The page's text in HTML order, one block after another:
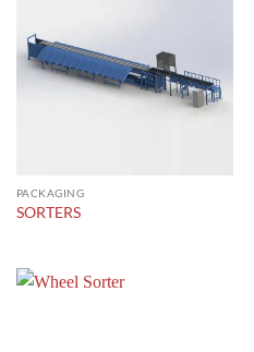
PACKAGING
SORTERS